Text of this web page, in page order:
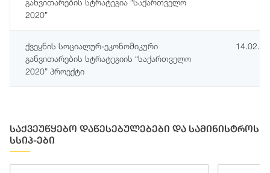
განვითარების სტრატეგია “საქართველო
2020”
ქვეყნის სოციალურ-ეკონომიკური
განვითარების სტრატეგიის “საქართველო
2020” პროექტი
საქვეუწყებო დაწესებულებები და სამინისტროს
სსიპ-ები